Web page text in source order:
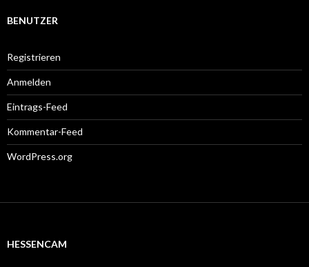
BENUTZER
Registrieren
Anmelden
Eintrags-Feed
Kommentar-Feed
WordPress.org
HESSENCAM